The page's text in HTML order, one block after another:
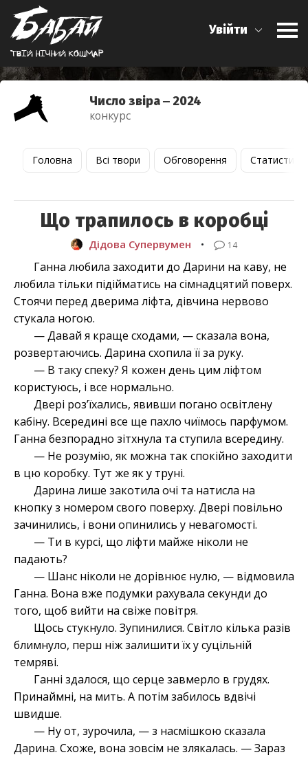
Твiй нiчний кошмар
Увійти
Число звіра ‒ 2024
конкурс
Головна Всі твори Обговорення Статистика
Що трапилось в коробці
Дідова Супервумен • 14
Ганна любила заходити до Дарини на каву, не
любила тільки підійматись на сімнадцятий поверх.
Стоячи перед дверима ліфта, дівчина нервово
стукала ногою.
— Давай я краще сходами, — сказала вона,
розвертаючись. Дарина схопила її за руку.
— В таку спеку? Я кожен день цим ліфтом
користуюсь, і все нормально.
Двері розʼїхались, явивши погано освітлену
кабіну. Всередині все ще пахло чиїмось парфумом.
Ганна безпорадно зітхнула та ступила всередину.
— Не розумію, як можна так спокійно заходити
в цю коробку. Тут же як у труні.
Дарина лише закотила очі та натисла на
кнопку з номером свого поверху. Двері повільно
зачинились, і вони опинились у невагомості.
— Ти в курсі, що ліфти майже ніколи не
падають?
— Шанс ніколи не дорівнює нулю, — відмовила
Ганна. Вона вже подумки рахувала секунди до
того, щоб вийти на свіже повітря.
Щось стукнуло. Зупинилися. Світло кілька разів
блимнуло, перш ніж залишити їх у суцільній
темряві.
Ганні здалося, що серце завмерло в грудях.
Принаймні, на мить. А потім забилось вдвічі
швидше.
— Ну от, зурочила, — з насмішкою сказала
Дарина. Схоже, вона зовсім не злякалась. — Зараз